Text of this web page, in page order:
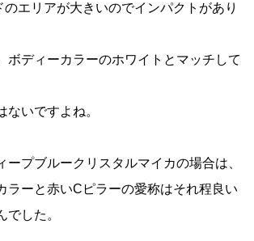
エリアが大きいのでインパクトがあり
ボディーカラーのホワイトとマッチして
ないですよね。
ープブルークリスタルマイカの場合は、
ラーと赤いCピラーの愛称はそれ程良い
でした。